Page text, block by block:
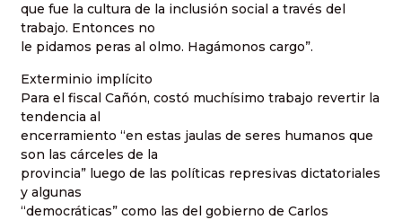
que fue la cultura de la inclusión social a través del
trabajo. Entonces no
le pidamos peras al olmo. Hagámonos cargo”.
Exterminio implícito
Para el fiscal Cañón, costó muchísimo trabajo revertir la
tendencia al
encerramiento “en estas jaulas de seres humanos que
son las cárceles de la
provincia” luego de las políticas represivas dictatoriales
y algunas
“democráticas” como las del gobierno de Carlos